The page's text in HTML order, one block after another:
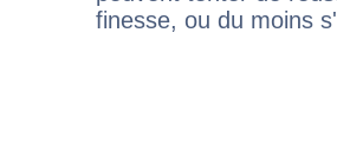
finesse, ou du moins